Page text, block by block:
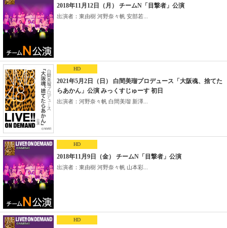
2018年11月12日（月） チームN「目撃者」公演
出演者：東由樹 河野奈々帆 安部若...
HD
2021年5月2日（日） 白間美瑠プロデュース「大阪魂、捨てた
らあかん」公演 みっくすじゅーす 初日
出演者：河野奈々帆 白間美瑠 新澤...
HD
2018年11月9日（金） チームN「目撃者」公演
出演者：東由樹 河野奈々帆 山本彩...
HD